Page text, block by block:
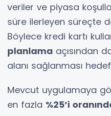
veriler ve piyasa
süre ilerleyen süreçte
Böylece kredi kartı
planlama açısından
alanı sağlanması
Mevcut uygulamaya
en fazla %25’i